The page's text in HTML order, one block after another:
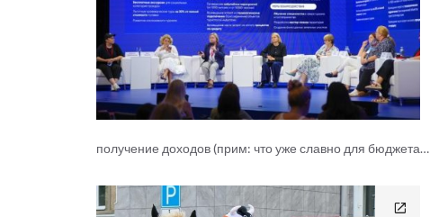
получение доходов (прим: что уже славно для бюджета…